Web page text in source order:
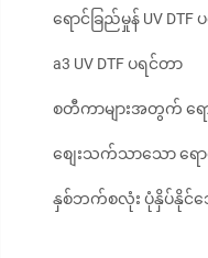
ရောင်ခြည်မှုန် UV DTF
a3 UV DTF ပရင်တာ
စတီကာများအတွက် ရော
စျေးသက်သာသော ရော
နှစ်ဘက်စလုံး ပုံနှိပ်နိုင်သေ